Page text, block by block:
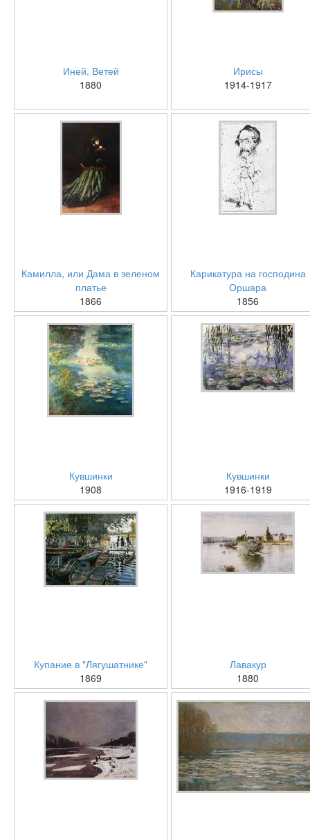
Иней, Ветей
1880
Ирисы
1914-1917
Камилла, или Дама в зеленом
платье
1866
Карикатура на господина
Оршара
1856
Кувшинки
1908
Кувшинки
1916-1919
Купание в "Лягушатнике"
1869
Лавакур
1880